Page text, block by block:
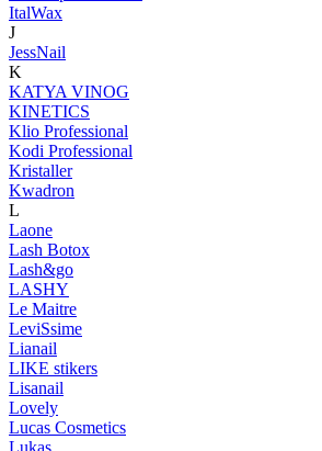
ItalWax
J
JessNail
K
KATYA VINOG
KINETICS
Klio Professional
Kodi Professional
Kristaller
Kwadron
L
Laone
Lash Botox
Lash&go
LASHY
Le Maitre
LeviSsime
Lianail
LIKE stikers
Lisanail
Lovely
Lucas Cosmetics
Lukas